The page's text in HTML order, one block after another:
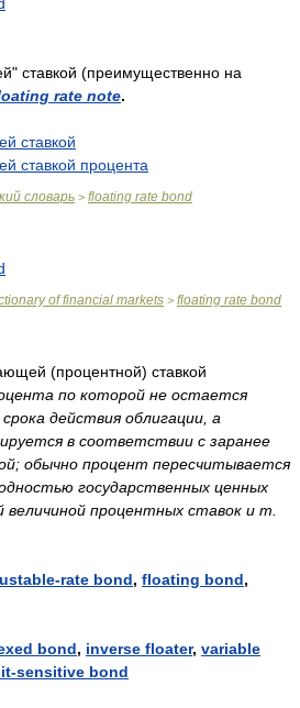
ставкой (преимущественно на
rate note.
ставкой
ставкой процента
словарь > floating rate bond
of financial markets > floating rate bond
(процентной) ставкой
по которой не остается
действия облигации, а
в соответствии с заранее
обычно процент пересчитывается
государственных ценных
величиной процентных ставок и т.
rate bond, floating bond,
bond, inverse floater, variable
sensitive bond